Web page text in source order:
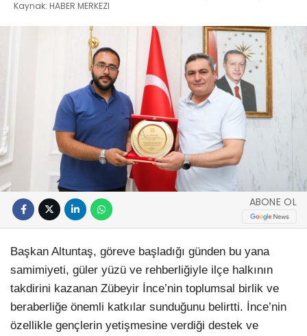
Kaynak: HABER MERKEZI
ABONE OL
Başkan Altuntaş, göreve başladığı günden bu yana
samimiyeti, güler yüzü ve rehberliğiyle ilçe halkının
takdirini kazanan Zübeyir İnce’nin toplumsal birlik ve
beraberliğe önemli katkılar sunduğunu belirtti. İnce’nin
özellikle gençlerin yetişmesine verdiği destek ve